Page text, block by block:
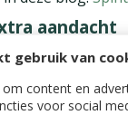
gebruik van
content en
voor social
aandacht
uitstekende
kan het